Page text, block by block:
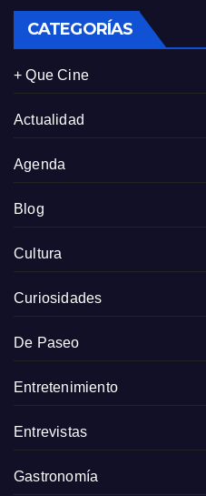
CATEGORÍAS
+ Que Cine
Actualidad
Agenda
Blog
Cultura
Curiosidades
De Paseo
Entretenimiento
Entrevistas
Gastronomía